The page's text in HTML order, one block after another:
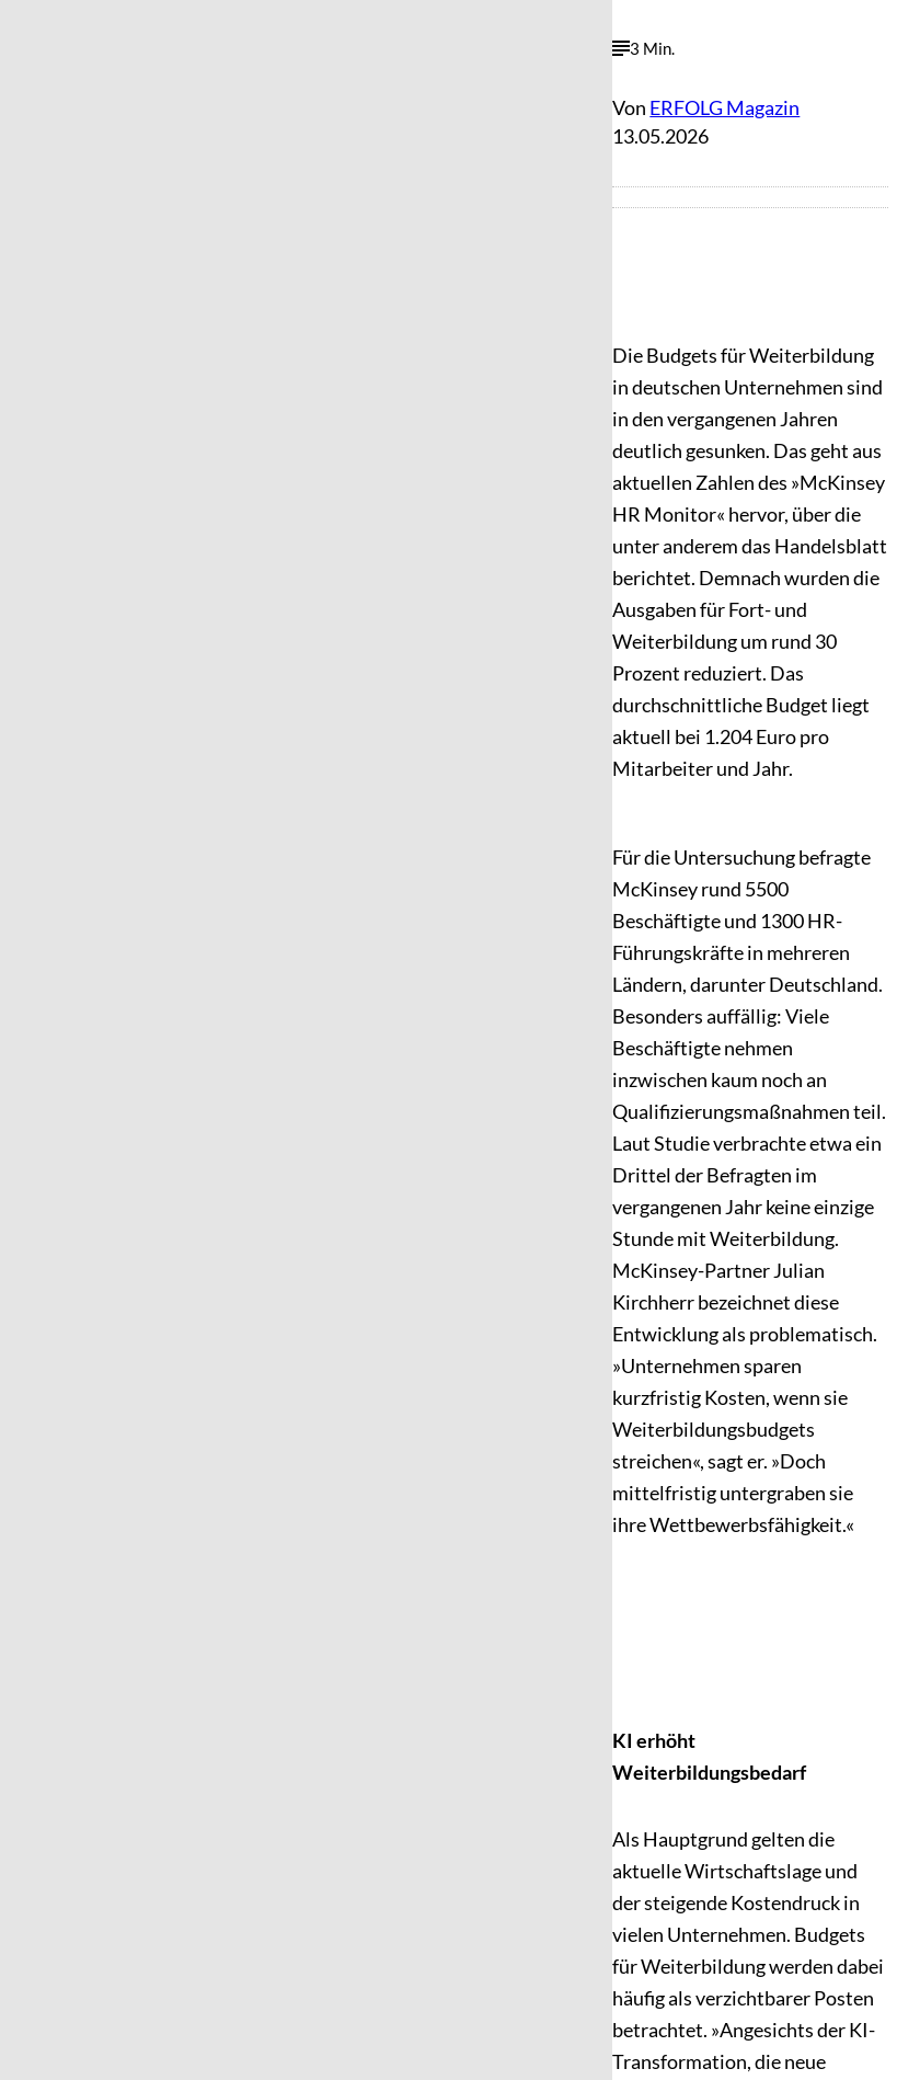
3 Min.
Von ERFOLG Magazin
13.05.2026
Die Budgets für Weiterbildung
in deutschen Unternehmen sind
in den vergangenen Jahren
deutlich gesunken. Das geht aus
aktuellen Zahlen des »McKinsey
HR Monitor« hervor, über die
unter anderem das Handelsblatt
berichtet. Demnach wurden die
Ausgaben für Fort- und
Weiterbildung um rund 30
Prozent reduziert. Das
durchschnittliche Budget liegt
aktuell bei 1.204 Euro pro
Mitarbeiter und Jahr.
Für die Untersuchung befragte
McKinsey rund 5500
Beschäftigte und 1300 HR-
Führungskräfte in mehreren
Ländern, darunter Deutschland.
Besonders auffällig: Viele
Beschäftigte nehmen
inzwischen kaum noch an
Qualifizierungsmaßnahmen teil.
Laut Studie verbrachte etwa ein
Drittel der Befragten im
vergangenen Jahr keine einzige
Stunde mit Weiterbildung.
McKinsey-Partner Julian
Kirchherr bezeichnet diese
Entwicklung als problematisch.
»Unternehmen sparen
kurzfristig Kosten, wenn sie
Weiterbildungsbudgets
streichen«, sagt er. »Doch
mittelfristig untergraben sie
ihre Wettbewerbsfähigkeit.«
KI erhöht
Weiterbildungsbedarf
Als Hauptgrund gelten die
aktuelle Wirtschaftslage und
der steigende Kostendruck in
vielen Unternehmen. Budgets
für Weiterbildung werden dabei
häufig als verzichtbarer Posten
betrachtet. »Angesichts der KI-
Transformation, die neue